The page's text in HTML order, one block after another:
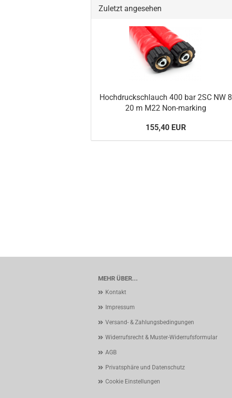
Zuletzt angesehen
Hochdruckschlauch 400 bar 2SC NW 8
20 m M22 Non-marking
155,40 EUR
MEHR ÜBER...
Kontakt
Impressum
Versand- & Zahlungsbedingungen
Widerrufsrecht & Muster-Widerrufsformular
AGB
Privatsphäre und Datenschutz
Cookie Einstellungen